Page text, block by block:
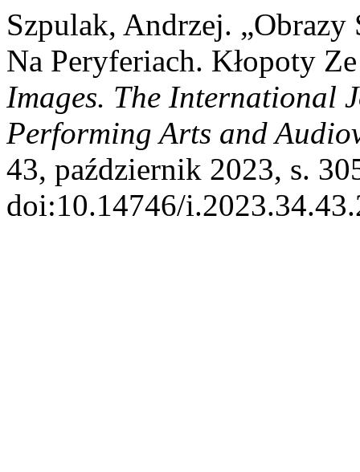
Szpulak, Andrzej.
Na Peryferiach. Kłopoty
Images. The International
Performing Arts and
43, październik 2023, s.
doi:10.14746/